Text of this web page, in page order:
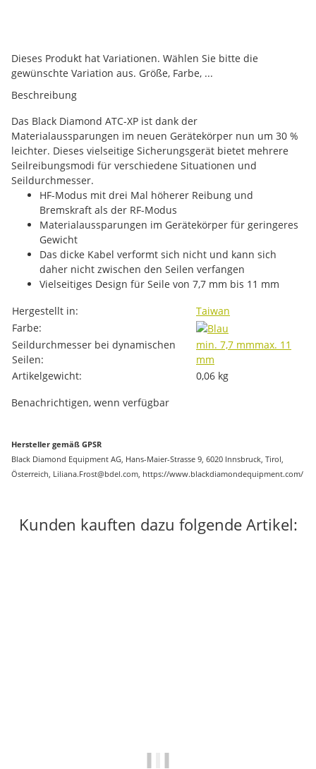
x
Dieses Produkt hat Variationen. Wählen Sie bitte die
gewünschte Variation aus. Größe, Farbe, ...
Beschreibung
Das Black Diamond ATC-XP ist dank der
Materialaussparungen im neuen Gerätekörper nun um 30 %
leichter. Dieses vielseitige Sicherungsgerät bietet mehrere
Seilreibungsmodi für verschiedene Situationen und
Seildurchmesser.
HF-Modus mit drei Mal höherer Reibung und
Bremskraft als der RF-Modus
Materialaussparungen im Gerätekörper für geringeres
Gewicht
Das dicke Kabel verformt sich nicht und kann sich
daher nicht zwischen den Seilen verfangen
Vielseitiges Design für Seile von 7,7 mm bis 11 mm
Produkteigenschaft
Wert
Hergestellt in:
Taiwan
Farbe:
Seildurchmesser bei dynamischen
Seilen:
min. 7,7 mmmax. 11
mm
Artikelgewicht:
0,06 kg
Benachrichtigen, wenn verfügbar
Hersteller gemäß GPSR
Black Diamond Equipment AG, Hans-Maier-Strasse 9, 6020 Innsbruck, Tirol,
Österreich, Liliana.Frost@bdel.com, https://www.blackdiamondequipment.com/
Kunden kauften dazu folgende Artikel: